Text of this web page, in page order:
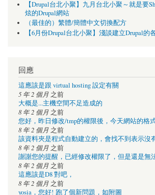
【Drupal台北小聚】九月台北小聚～就是要
炫的Drupal網站
（最佳的）繁體/簡體中文切換配方
【6月份Drupal台北小聚】淺談建立Drupal的
回應
這應該是跟 virtual hosting 設定有關
5 年 2 個月 之前
大概是...主機空間不足造成的
8 年 2 個月 之前
您好，昨日修改/tmp的權限後，今天網站的格
8 年 2 個月 之前
該資料夾是程式自動建立的，會找不到表示沒
8 年 2 個月 之前
謝謝您的提醒，已經修改權限了，但是還是無
8 年 2 個月 之前
這應該是D8 對吧，
8 年 2 個月 之前
yosia，您好! 跑了個新問題，如附圖